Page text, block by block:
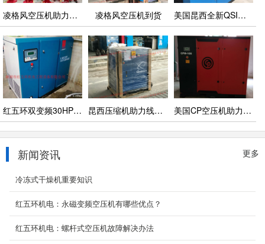
凌格风空压机助力东莞某CNC企业 凌格风空压机到货 美国昆西全新QSI系列油冷永磁变频空压机助力某光电企业
红五环双变频30HP助力机加工中心 昆西压缩机助力线材电子行业 美国CP空压机助力食品行业
更多
新闻资讯
冷冻式干燥机重要知识
红五环机电：永磁变频空压机有哪些优点？
红五环机电：螺杆式空压机故障解决办法